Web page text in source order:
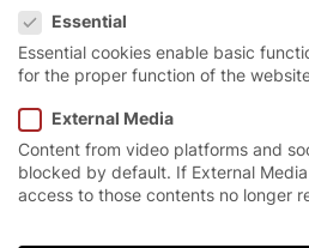
EFA-STR®Flex
Essential
Essential cookies enable basic
for the proper function of the
External Media
Content from video platforms and
blocked by default. If External
access to those contents no longer